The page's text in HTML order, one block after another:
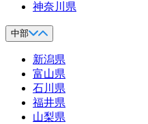
神奈川県
中部
新潟県
富山県
石川県
福井県
山梨県